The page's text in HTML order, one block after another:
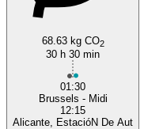
68.63 kg CO2
30 h 30 min
01:30
Brussels - Midi
12:15
Alicante, EstacióN De Aut